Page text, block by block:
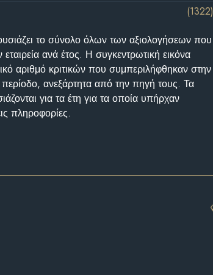
(1322)
το σύνολο όλων των αξιολογήσεων που
ανά έτος. Η συγκεντρωτική εικόνα
αριθμό κριτικών που συμπεριλήφθηκαν στην
ανεξάρτητα από την πηγή τους. Τα
για τα έτη για τα οποία υπήρχαν
πληροφορίες.